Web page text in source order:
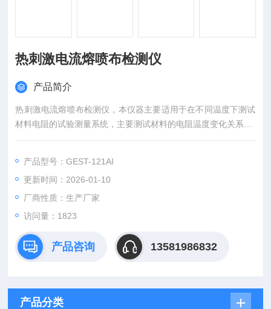
热刺激电流熔喷布检测仪
产品简介
热刺激电流熔喷布检测仪，本仪器主要适用于在不同温度下测试
材料电阻的试验测量系统，主要测试材料的电阻温度变化关系。
仪器测试流程自动化实现和完成，并可以保存和导出试验数据。
产品型号：GEST-121AI
更新时间：2026-01-10
厂商性质：生产厂家
访问量：1823
产品咨询 13581986832
产品分类